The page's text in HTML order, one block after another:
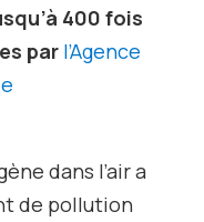
400 fois
par l’Agence
dans l’air a
de pollution